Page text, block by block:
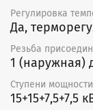
Регулировка
Да,
Резьба
1 (наружная)
Ступени
15+15+7,5+7,5